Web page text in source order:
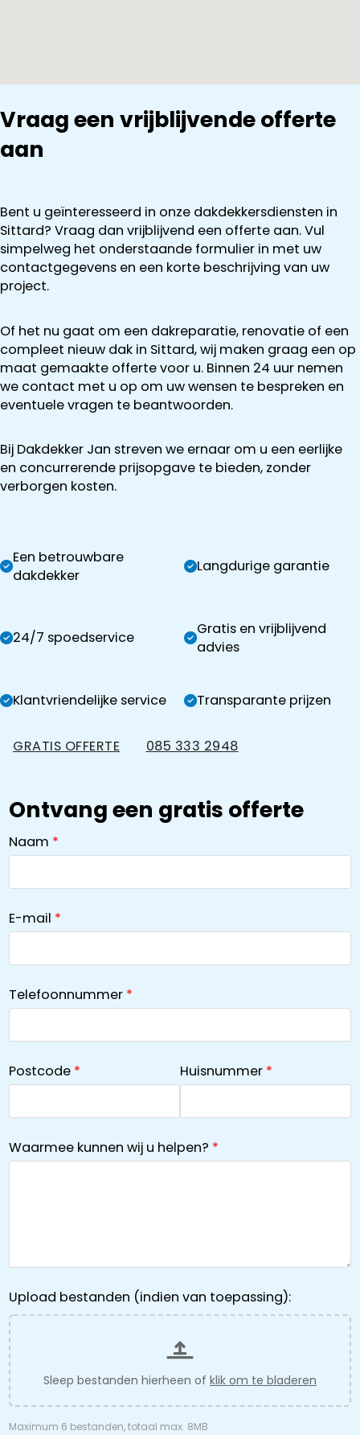
Vraag een vrijblijvende offerte
aan
Bent u geïnteresseerd in onze dakdekkersdiensten in
Sittard? Vraag dan vrijblijvend een offerte aan. Vul
simpelweg het onderstaande formulier in met uw
contactgegevens en een korte beschrijving van uw
project.
Of het nu gaat om een dakreparatie, renovatie of een
compleet nieuw dak in Sittard, wij maken graag een op
maat gemaakte offerte voor u. Binnen 24 uur nemen
we contact met u op om uw wensen te bespreken en
eventuele vragen te beantwoorden.
Bij Dakdekker Jan streven we ernaar om u een eerlijke
en concurrerende prijsopgave te bieden, zonder
verborgen kosten.
Een betrouwbare
dakdekker
Langdurige garantie
24/7 spoedservice
Gratis en vrijblijvend
advies
Klantvriendelijke service Transparante prijzen
GRATIS OFFERTE 085 333 2948
Ontvang een gratis offerte
Naam
E-mail
Telefoonnummer
Postcode Huisnummer
Waarmee kunnen wij u helpen?
Upload bestanden (indien van toepassing):
Sleep bestanden hierheen of klik om te bladeren
Maximum 6 bestanden, totaal max. 8MB